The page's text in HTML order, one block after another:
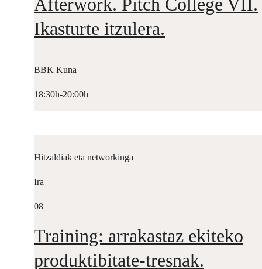
Ikasturte itzulera.
BBK Kuna
18:30h-20:00h
Hitzaldiak eta networkinga
Ira
08
Training: arrakastaz ekiteko
produktibitate-tresnak.